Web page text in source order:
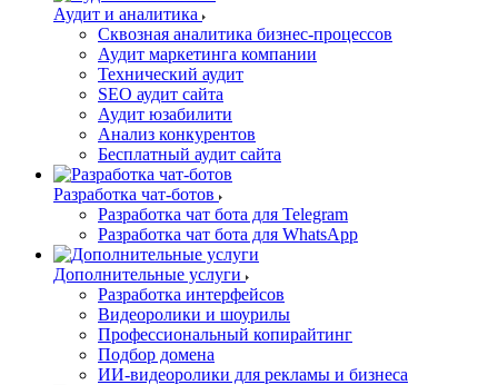
Аудит и аналитика
Сквозная аналитика бизнес-процессов
Аудит маркетинга компании
Технический аудит
SEO аудит сайта
Аудит юзабилити
Анализ конкурентов
Бесплатный аудит сайта
Разработка чат-ботов
Разработка чат бота для Telegram
Разработка чат бота для WhatsApp
Дополнительные услуги
Разработка интерфейсов
Видеоролики и шоурилы
Профессиональный копирайтинг
Подбор домена
ИИ-видеоролики для рекламы и бизнеса